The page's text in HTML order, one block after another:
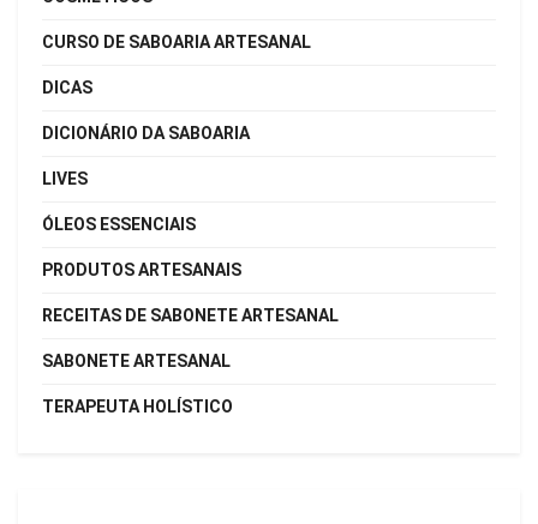
CURSO DE SABOARIA ARTESANAL
DICAS
DICIONÁRIO DA SABOARIA
LIVES
ÓLEOS ESSENCIAIS
PRODUTOS ARTESANAIS
RECEITAS DE SABONETE ARTESANAL
SABONETE ARTESANAL
TERAPEUTA HOLÍSTICO